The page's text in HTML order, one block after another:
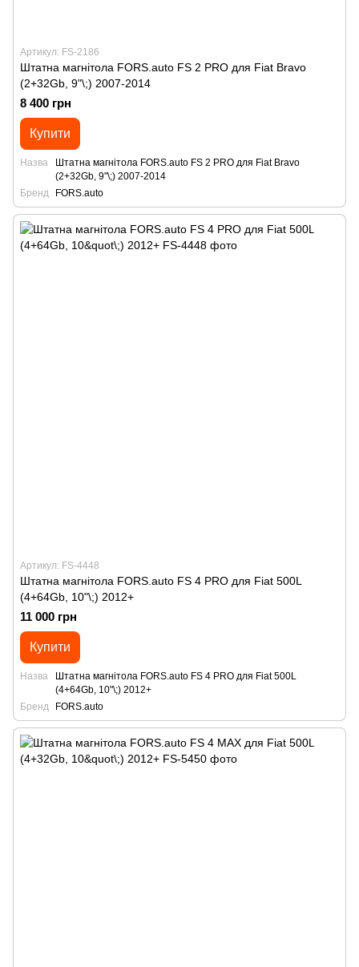
Артикул: FS-2186
Штатна магнітола FORS.auto FS 2 PRO для Fiat Bravo
(2+32Gb, 9"\;) 2007-2014
8 400 грн
Купити
Назва
Штатна магнітола FORS.auto FS 2 PRO для Fiat Bravo
(2+32Gb, 9"\;) 2007-2014
Бренд
FORS.auto
Артикул: FS-4448
Штатна магнітола FORS.auto FS 4 PRO для Fiat 500L
(4+64Gb, 10"\;) 2012+
11 000 грн
Купити
Назва
Штатна магнітола FORS.auto FS 4 PRO для Fiat 500L
(4+64Gb, 10"\;) 2012+
Бренд
FORS.auto